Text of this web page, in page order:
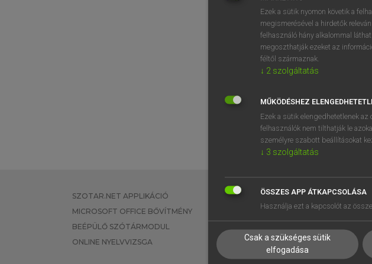
⚲ admitkeresése szótárainkban
SZOTAR.NET APPLIKÁCIÓ
MICROSOFT OFFICE BŐVÍTMÉNY
BEÉPÜLŐ SZÓTÁRMODUL
ONLINE NYELVVIZSGA
EGYÉNI FELHASZNÁLÓKNAK
TANULÓKNAK
VÁLLALATI MEGOLDÁSOK
SÚGÓ
SÜTI
Ezek a sütik nyomon követik a
megismerésével a hirdetők
felhasználó hány alkalommal
megoszthatják ezeket az
féltől származnak.
↓ 2 szolgáltatás
MŰKÖDÉSHEZ
Ezek a sütik elengedhetetlenek
felhasználók nem tilthatják le
személyre szabott beállításokat
↓ 3 szolgáltatás
ÖSSZES APP ÁTKAPCSOLÁSA
Használja ezt a kapcsolót az
Csak a szükséges sütik
elfogadása